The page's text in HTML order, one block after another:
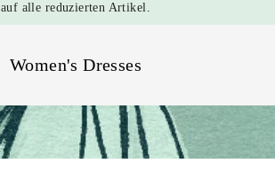
auf alle reduzierten Artikel.
Women's Dresses